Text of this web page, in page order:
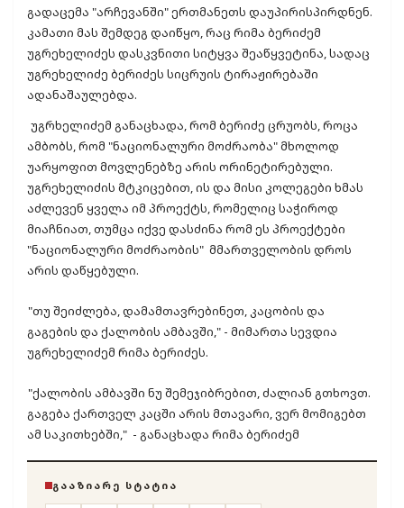
გადაცემა "არჩევანში" ერთმანეთს დაუპირისპირდნენ.
კამათი მას შემდეგ დაიწყო, რაც რიმა ბერიძემ
უგრეხელიძეს დასკვნითი სიტყვა შეაწყვეტინა, სადაც
უგრეხელიძე ბერიძეს სიცრუის ტირაჟირებაში
ადანაშაულებდა.
უგრხელიძემ განაცხადა, რომ ბერიძე ცრუობს, როცა
ამბობს, რომ "ნაციონალური მოძრაობა" მხოლოდ
უარყოფით მოვლენებზე არის ორინეტირებული.
უგრეხელიძის მტკიცებით, ის და მისი კოლეგები ხმას
აძლევენ ყველა იმ პროექტს, რომელიც საჭიროდ
მიაჩნიათ, თუმცა იქვე დასძინა რომ ეს პროექტები
"ნაციონალური მოძრაობის" მმართველობის დროს
არის დაწყებული.
"თუ შეიძლება, დამამთავრებინეთ, კაცობის და
გაგების და ქალობის ამბავში," - მიმართა სევდია
უგრეხელიძემ რიმა ბერიძეს.
"ქალობის ამბავში ნუ შემეჯიბრებით, ძალიან გთხოვთ.
გაგება ქართველ კაცში არის მთავარი, ვერ მომიგებთ
ამ საკითხებში," - განაცხადა რიმა ბერიძემ
ᲒᲐᲐᲖᲘᲐᲠᲔ ᲡᲢᲐᲢᲘᲐ